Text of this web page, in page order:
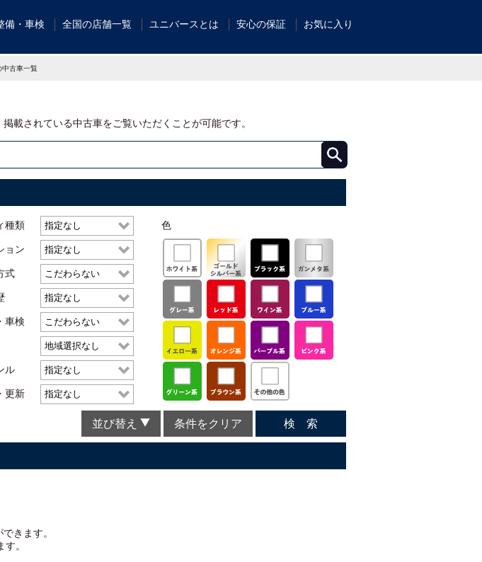
備・車検 全国の店舗一覧 ユニバースとは 安心の保証 お気に入り
中古車一覧
載されている中古車をご覧いただくことが可能です。
種類
ョン
式
車検
ル
更新
色
並び替え 条件をクリア 検 索
きます。
。